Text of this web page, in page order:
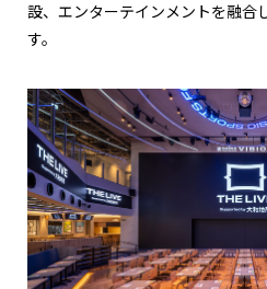
設、エンターテインメントを融合
す。